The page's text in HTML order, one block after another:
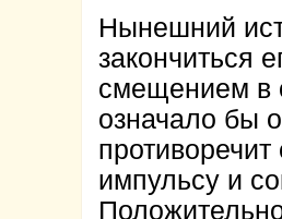
Нынешний
закончиться
смещением в
означало бы
импульсу и